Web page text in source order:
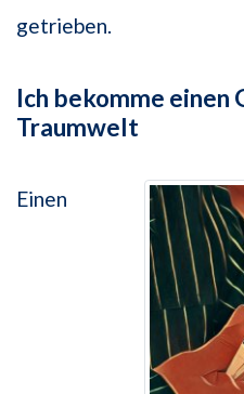
getrieben.
Ich bekomme einen
Traumwelt
Einen